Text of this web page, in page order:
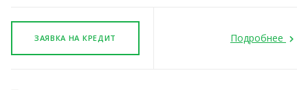
ЗАЯВКА НА КРЕДИТ Подробнее